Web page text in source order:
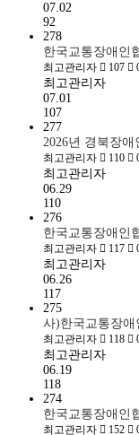
07.02
92
278
한국교통장애인
최고관리자 107
최고관리자
07.01
107
277
2026년 경북장
최고관리자 110
최고관리자
06.29
110
276
한국교통장애인
최고관리자 117
최고관리자
06.26
117
275
사)한국교통장
최고관리자 118
최고관리자
06.19
118
274
한국교통장애인
최고관리자 152